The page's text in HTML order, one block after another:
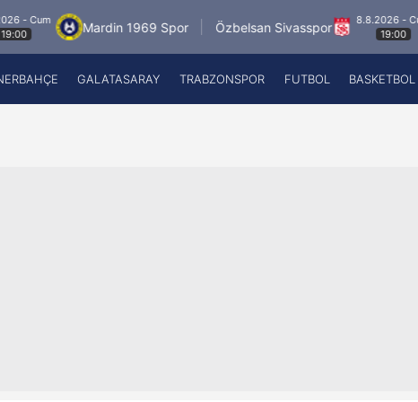
Mardin 1969 Spor Özbelsan Sivasspor
8.8.2026 - Cum
19:00
GALATASARAY TRABZONSPOR FUTBOL BASKETBOL